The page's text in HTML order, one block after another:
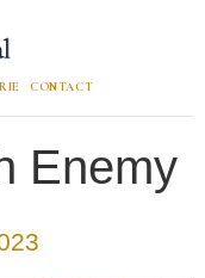
CONTACT
Enemy